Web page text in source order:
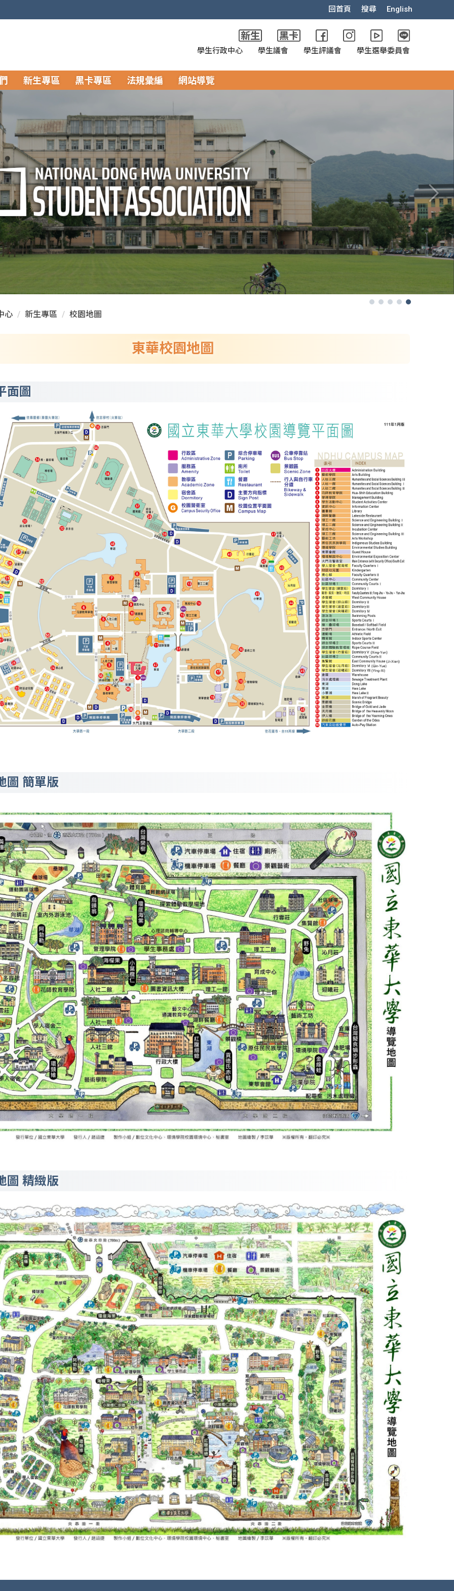
回首頁 搜尋 English
學生行政中心 學生議會 學生評議會 學生選舉委員會
新生專區 黑卡專區 法規彙編 網站導覽
心 新生專區 校園地圖
東華校園地圖
面圖
圖 簡單版
圖 精緻版